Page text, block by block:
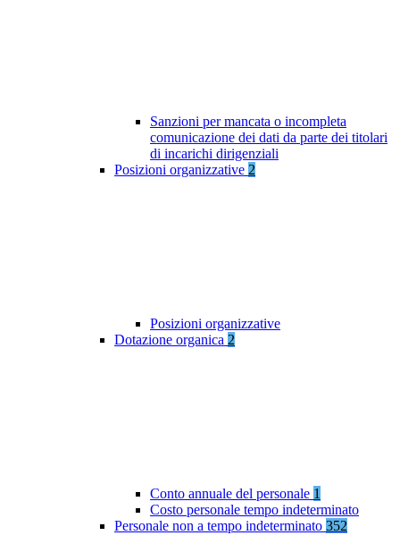
Sanzioni per mancata o incompleta
comunicazione dei dati da parte dei titolari
di incarichi dirigenziali
Posizioni organizzative 2
Posizioni organizzative
Dotazione organica 2
Conto annuale del personale 1
Costo personale tempo indeterminato
Personale non a tempo indeterminato 352